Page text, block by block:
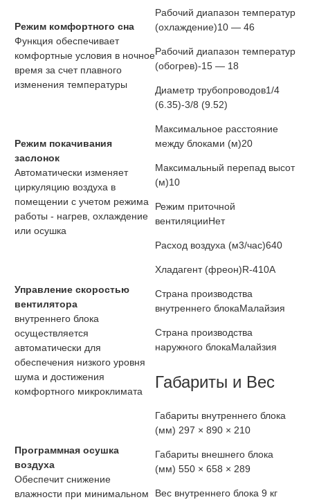
Режим комфортного сна
Функция обеспечивает
комфортные условия в ночное
время за счет плавного
изменения температуры
Режим покачивания
заслонок
Автоматически изменяет
циркуляцию воздуха в
помещении с учетом режима
работы - нагрев, охлаждение
или осушка
Управление скоростью
вентилятора
внутреннего блока
осуществляется
автоматически для
обеспечения низкого уровня
шума и достижения
комфортного микроклимата
Программная осушка
воздуха
Обеспечит снижение
влажности при минимальном
Рабочий диапазон температур
(охлаждение)10 — 46
Рабочий диапазон температур
(обогрев)-15 — 18
Диаметр трубопроводов1/4
(6.35)-3/8 (9.52)
Максимальное расстояние
между блоками (м)20
Максимальный перепад высот
(м)10
Режим приточной
вентиляцииНет
Расход воздуха (м3/час)640
Хладагент (фреон)R-410A
Страна производства
внутреннего блокаМалайзия
Страна производства
наружного блокаМалайзия
Габариты и Вес
Габариты внутреннего блока
(мм) 297 × 890 × 210
Габариты внешнего блока
(мм) 550 × 658 × 289
Вес внутреннего блока 9 кг